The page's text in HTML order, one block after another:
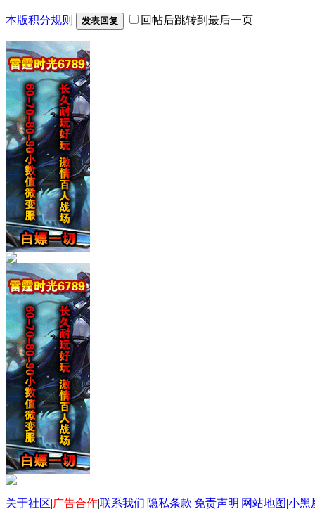
本版积分规则 发表回复 回帖后跳转到最后一页
关于社区|广告合作|联系我们|隐私条款|免责声明|网站地图|小黑